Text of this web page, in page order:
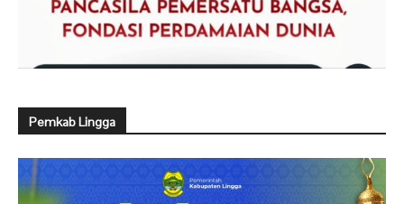
Pemkab Lingga